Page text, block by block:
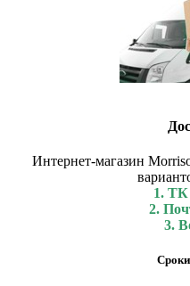
Интернет-магазин
1.
2.
3.